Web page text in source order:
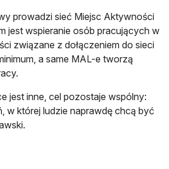
prowadzi sieć Miejsc Aktywności
jest wspieranie osób pracujących w
związane z dołączeniem do sieci
a same MAL-e tworzą
jest inne, cel pozostaje wspólny:
w której ludzie naprawdę chcą być